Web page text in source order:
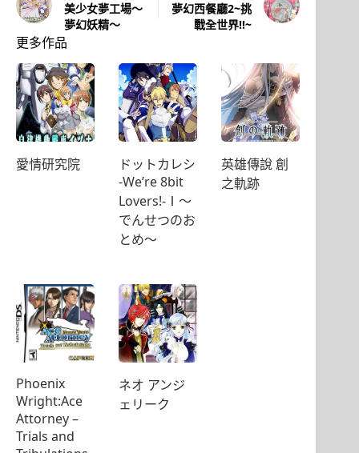
美少女夢工場～
夢幻妖精～
夢幻西餐廳2~挑
戰全世界!!~
更多作品
愛情研究院
ドットカレシ
-We’re 8bit
Lovers!-Ⅰ～
でんせつのお
とめ～
英雄傳說 創
之軌跡
Phoenix
Wright:Ace
Attorney –
Trials and
ネオ アンジ
ェリーク